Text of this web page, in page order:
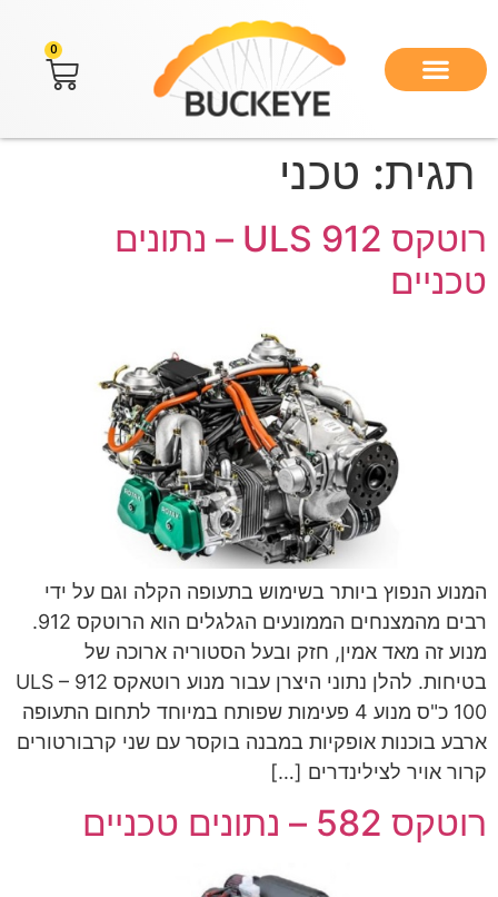
0
תגית: טכני
רוטקס 912 ULS – נתונים
טכניים
המנוע הנפוץ ביותר בשימוש בתעופה הקלה וגם על ידי
רבים מהמצנחים הממונעים הגלגלים הוא הרוטקס 912.
מנוע זה מאד אמין, חזק ובעל הסטוריה ארוכה של
בטיחות. להלן נתוני היצרן עבור מנוע רוטאקס 912 ULS –
100 כ"ס מנוע 4 פעימות שפותח במיוחד לתחום התעופה
ארבע בוכנות אופקיות במבנה בוקסר עם שני קרבורטורים
קרור אויר לצילינדרים […]
רוטקס 582 – נתונים טכניים